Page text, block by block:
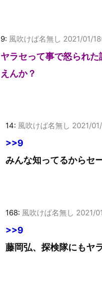
9: 風吹けば名無し 2021/01/
ヤラセって事で怒られ
えんか？
14: 風吹けば名無し 2021/
>>9
みんな知ってるからセ
168: 風吹けば名無し 2021/
>>9
藤岡弘、探検隊にもヤ